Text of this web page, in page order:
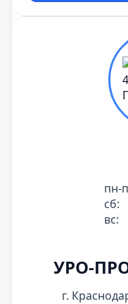
пн-
сб:
вс:
УРО-
г.